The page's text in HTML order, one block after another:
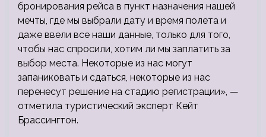
бронирования рейса в пункт назначения нашей
мечты, где мы выбрали дату и время полета и
даже ввели все наши данные, только для того,
чтобы нас спросили, хотим ли мы заплатить за
выбор места. Некоторые из нас могут
запаниковать и сдаться, некоторые из нас
перенесут решение на стадию регистрации», —
отметила туристический эксперт Кейт
Брассингтон.